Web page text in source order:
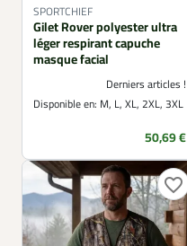
SPORTCHIEF
Gilet Rover polyester ultra
léger respirant capuche
masque facial
Derniers articles !
Disponible en: M, L, XL, 2XL, 3XL
Prix
50,69 €
favorite_border